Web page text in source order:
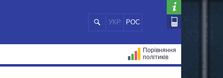
УКР РОС
Порівняння
політиків